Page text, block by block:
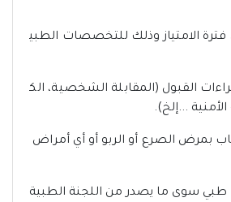
فترة الامتياز وذلك للتخصصات الطبي
القبول (المقابلة الشخصية، الك
...إلخ).
بمرض الصرع أو الربو أو أي أمراض
طبي سوى ما يصدر من اللجنة الطبية